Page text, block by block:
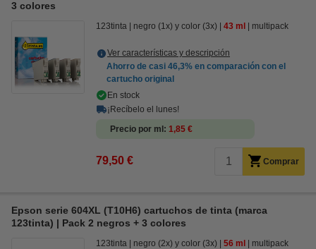
3 colores
123tinta negro (1x) y color (3x) 43 ml multipack
Ver características y descripción
Ahorro de casi 46,3% en comparación con el
cartucho original
En stock
¡Recíbelo el lunes!
Precio por ml
1,85 €
79,50 € Comprar
Epson serie 604XL (T10H6) cartuchos de tinta (marca
123tinta) | Pack 2 negros + 3 colores
123tinta negro (2x) y color (3x) 56 ml multipack